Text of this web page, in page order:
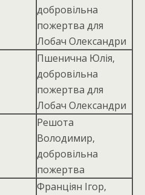
добровільна
пожертва для
Лобач Олександри
Пшенична Юлія,
добровiльна
пожертва для
Лобач Олександри
Решота
Володимир,
добровільна
пожертва
Франціян Ігор,